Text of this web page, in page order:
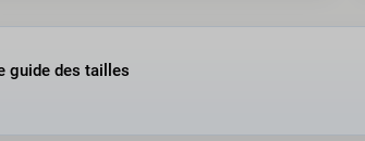
guide des tailles